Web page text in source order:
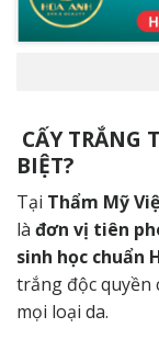
CẤY TRẮNG
BIỆT?
Tại Thẩm Mỹ
là đơn vị tiên
sinh học chuẩn
trắng độc quyền
mọi loại da.